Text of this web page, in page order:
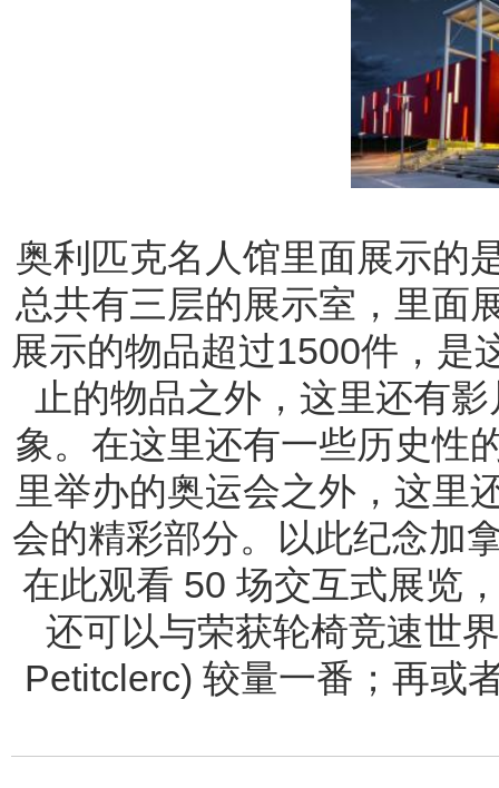
奥利匹克名人馆里面展示的
总共有三层的展示室，里面
展示的物品超过1500件，是
止的物品之外，这里还有
象。在这里还有一些历史性
里举办的奥运会之外，这里
会的精彩部分。以此纪念加
在此观看 50 场交互式展览
还可以与荣获轮椅竞速世
Petitclerc) 较量一番；再或